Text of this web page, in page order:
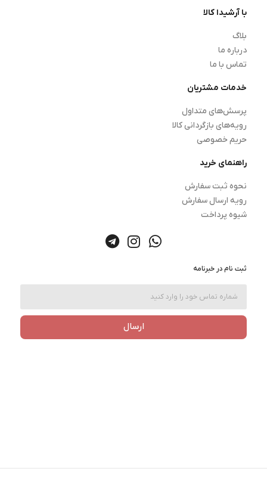
با آرشیدا کالا
بلاگ
درباره ما
تماس با ما
خدمات مشتریان
پرسش‌های متداول
رویه‌های بازگردانی کالا
حریم خصوصی
راهنمای خرید
نحوه ثبت سفارش
رویه ارسال سفارش
شیوه پرداخت
ثبت نام در خبرنامه
ارسال